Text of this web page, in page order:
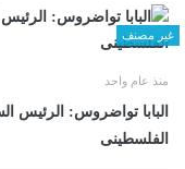
غير مصنف
منذ عام واحد
البابا تواضروس: الرئيس
الفلسطينى